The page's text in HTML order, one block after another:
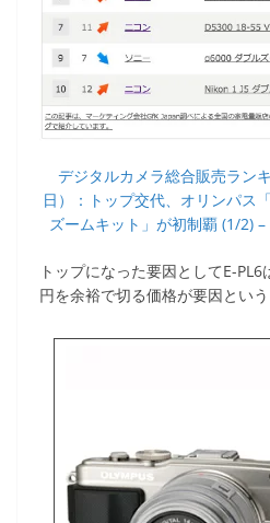
デジタルカメラ総合販売ラン
日）：トップ交代、オリンパス
ズームキット」が初制覇 (1/2)
トップになった要因としてE-
円を余裕で切る価格が要因という